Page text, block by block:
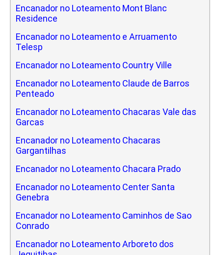
Encanador no Loteamento Mont Blanc
Residence
Encanador no Loteamento e Arruamento
Telesp
Encanador no Loteamento Country Ville
Encanador no Loteamento Claude de Barros
Penteado
Encanador no Loteamento Chacaras Vale das
Garcas
Encanador no Loteamento Chacaras
Gargantilhas
Encanador no Loteamento Chacara Prado
Encanador no Loteamento Center Santa
Genebra
Encanador no Loteamento Caminhos de Sao
Conrado
Encanador no Loteamento Arboreto dos